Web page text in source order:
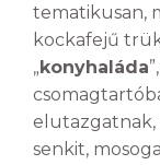
tematikusan,
kockafejű
„ konyhaláda
elutazgatnak,
senkit,